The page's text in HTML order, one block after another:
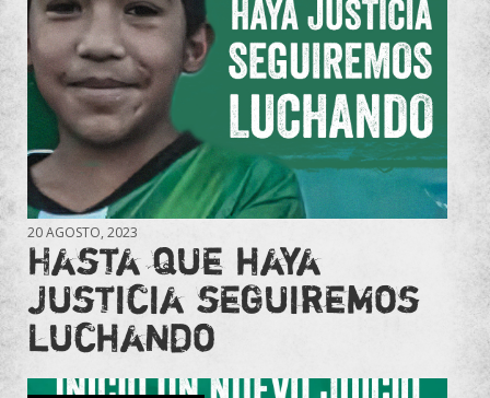
20 AGOSTO, 2023
Hasta que haya
justicia seguiremos
luchando